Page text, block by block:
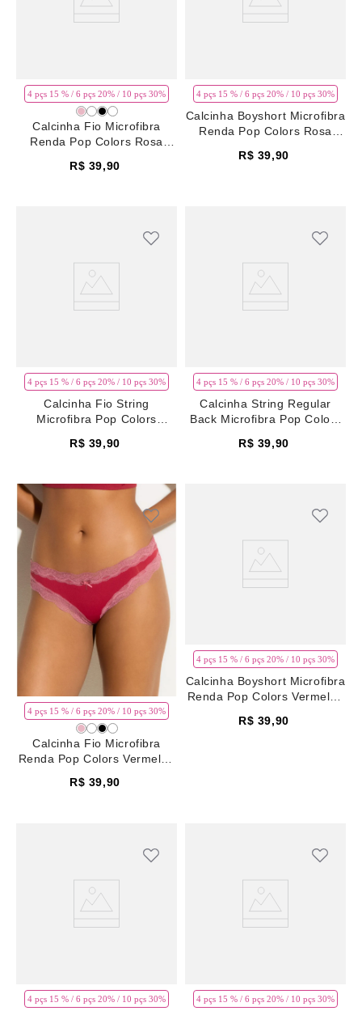
4 pçs 15 % / 6 pçs 20% / 10 pçs 30%
Calcinha Fio Microfibra
Renda Pop Colors Rosa
R$ 39,90
4 pçs 15 % / 6 pçs 20% / 10 pçs 30%
Calcinha Boyshort Microfibra
Renda Pop Colors Rosa
R$ 39,90
4 pçs 15 % / 6 pçs 20% / 10 pçs 30%
Calcinha Fio String
Microfibra Pop Colors
R$ 39,90
4 pçs 15 % / 6 pçs 20% / 10 pçs 30%
Calcinha String Regular
Back Microfibra Pop Colors
R$ 39,90
4 pçs 15 % / 6 pçs 20% / 10 pçs 30%
Calcinha Fio Microfibra
Renda Pop Colors Vermelho
R$ 39,90
4 pçs 15 % / 6 pçs 20% / 10 pçs 30%
Calcinha Boyshort Microfibra
Renda Pop Colors Vermelho
R$ 39,90
4 pçs 15 % / 6 pçs 20% / 10 pçs 30% 4 pçs 15 % / 6 pçs 20% / 10 pçs 30%